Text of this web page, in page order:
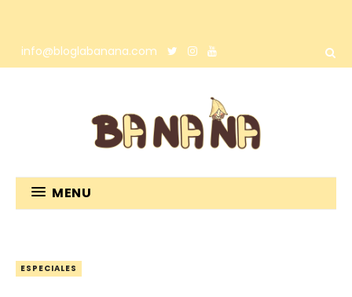
info@bloglabanana.com
MENU
ESPECIALES